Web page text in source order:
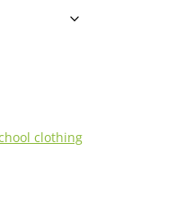
clothing